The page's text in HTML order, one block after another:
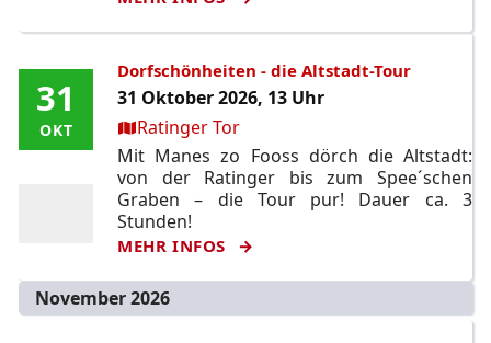
31
OKT
31
OKT
Dorfschönheiten - die Altstadt-Tour
31 Oktober 2026, 13 Uhr
Ort:Ratinger Tor
Mit Manes zo Fooss dörch die Altstadt:
von der Ratinger bis zum Spee´schen
Graben – die Tour pur! Dauer ca. 3
Stunden!
MEHR INFOS
November 2026